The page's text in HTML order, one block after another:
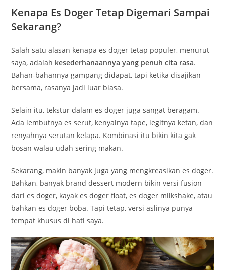
Kenapa Es Doger Tetap Digemari Sampai
Sekarang?
Salah satu alasan kenapa es doger tetap populer, menurut
saya, adalah kesederhanaannya yang penuh cita rasa.
Bahan-bahannya gampang didapat, tapi ketika disajikan
bersama, rasanya jadi luar biasa.
Selain itu, tekstur dalam es doger juga sangat beragam.
Ada lembutnya es serut, kenyalnya tape, legitnya ketan, dan
renyahnya serutan kelapa. Kombinasi itu bikin kita gak
bosan walau udah sering makan.
Sekarang, makin banyak juga yang mengkreasikan es doger.
Bahkan, banyak brand dessert modern bikin versi fusion
dari es doger, kayak es doger float, es doger milkshake, atau
bahkan es doger boba. Tapi tetap, versi aslinya punya
tempat khusus di hati saya.